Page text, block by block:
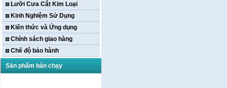
Lưỡi Cưa Cắt Kim Loại
Kinh Nghiệm Sử Dụng
Kiến thức và Ứng dụng
Chính sách giao hàng
Chế độ bảo hành
Sản phẩm bán chạy